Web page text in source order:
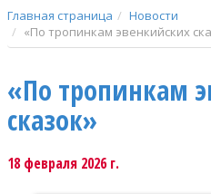
Главная страница
Новости
«По тропинкам эвенкийских
«По тропинкам
сказок»
18 февраля 2026 г.